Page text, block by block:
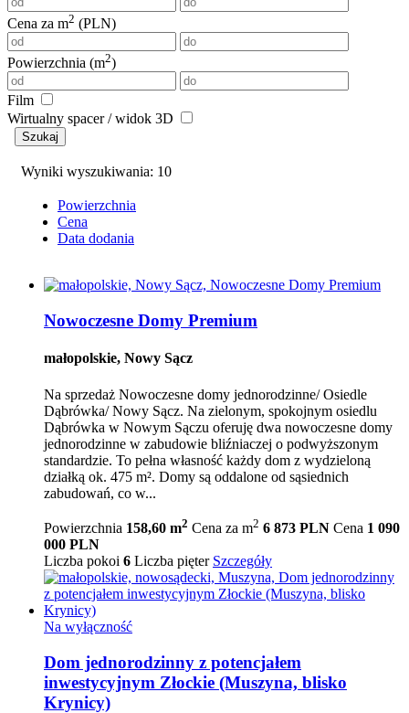
Cena za m2 (PLN)
Powierzchnia (m2)
Film
Wirtualny spacer / widok 3D
Szukaj
Wyniki wyszukiwania: 10
Powierzchnia
Cena
Data dodania
Nowoczesne Domy Premium
małopolskie, Nowy Sącz
Na sprzedaż Nowoczesne domy jednorodzinne/ Osiedle
Dąbrówka/ Nowy Sącz. Na zielonym, spokojnym osiedlu
Dąbrówka w Nowym Sączu oferuję dwa nowoczesne domy
jednorodzinne w zabudowie bliźniaczej o podwyższonym
standardzie. To pełna własność każdy dom z wydzieloną
działką ok. 475 m². Domy są oddalone od sąsiednich
zabudowań, co w...
Powierzchnia 158,60 m2 Cena za m2 6 873 PLN Cena 1 090
000 PLN
Liczba pokoi 6 Liczba pięter Szczegóły
Na wyłączność
Dom jednorodzinny z potencjałem
inwestycyjnym Złockie (Muszyna, blisko
Krynicy)